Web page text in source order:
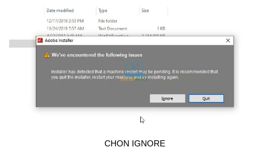
CHỌN IGNORE